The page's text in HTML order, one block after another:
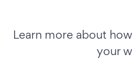
Learn more about
your